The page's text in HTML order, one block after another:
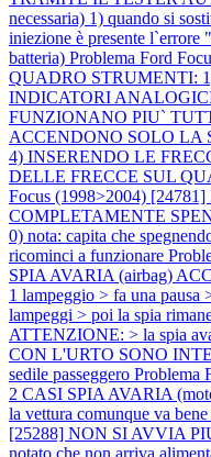
necessaria) 1) quando si
iniezione è presente l`errore
batteria) Problema Ford
QUADRO STRUMENTI:
INDICATORI ANALOGICI
FUNZIONANO PIU`
ACCENDONO SOLO LA
4) INSERENDO LE
DELLE FRECCE SUL
Focus (1998>2004)
COMPLETAMENTE
0) nota: capita che
ricominci a funzionare
SPIA AVARIA (airbag)
1 lampeggio > fa una pausa
lampeggi > poi la spia
ATTENZIONE: > la spia
CON L'URTO SONO
sedile passeggero Problema
2 CASI SPIA AVARIA
la vettura comunque va bene
[25288] NON SI AVVIA
notato che non arriva